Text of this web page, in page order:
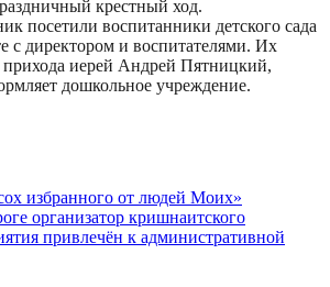
крестный ход.
посетили воспитанники детского сада
с директором и воспитателями. Их
прихода иерей Андрей Пятницкий,
дошкольное учреждение.
избранного от людей Моих»
организатор кришнаитского
привлечён к административной